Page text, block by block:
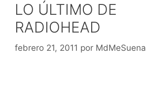
LO ÚLTIMO DE
RADIOHEAD
febrero 21, 2011 por MdMeSuena